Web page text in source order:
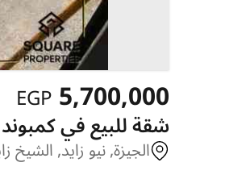
5,700,000
EGP
شقة للبيع في
الجيزة, نيو زايد,